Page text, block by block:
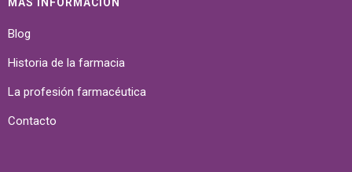
Blog
Historia de la farmacia
La profesión farmacéutica
Contacto